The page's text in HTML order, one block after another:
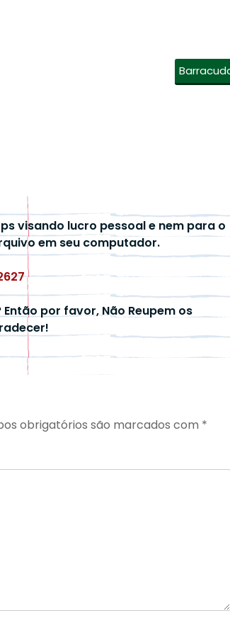
visando lucro pessoal e nem para o
em seu computador.
por favor, Não Reupem os
obrigatórios são marcados com *